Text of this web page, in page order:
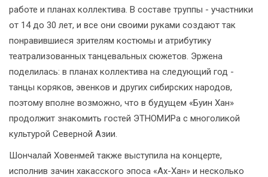
работе и планах коллектива. В составе труппы - участники
от 14 до 30 лет, и все они своими руками создают так
понравившиеся зрителям костюмы и атрибутику
театрализованных танцевальных сюжетов. Эржена
поделилась: в планах коллектива на следующий год -
танцы коряков, эвенков и других сибирских народов,
поэтому вполне возможно, что в будущем «Буин Хан»
продолжит знакомить гостей ЭТНОМИРа с многоликой
культурой Северной Азии.
Шончалай Ховенмей также выступила на концерте,
исполнив зачин хакасского эпоса «Ах-Хан» и несколько